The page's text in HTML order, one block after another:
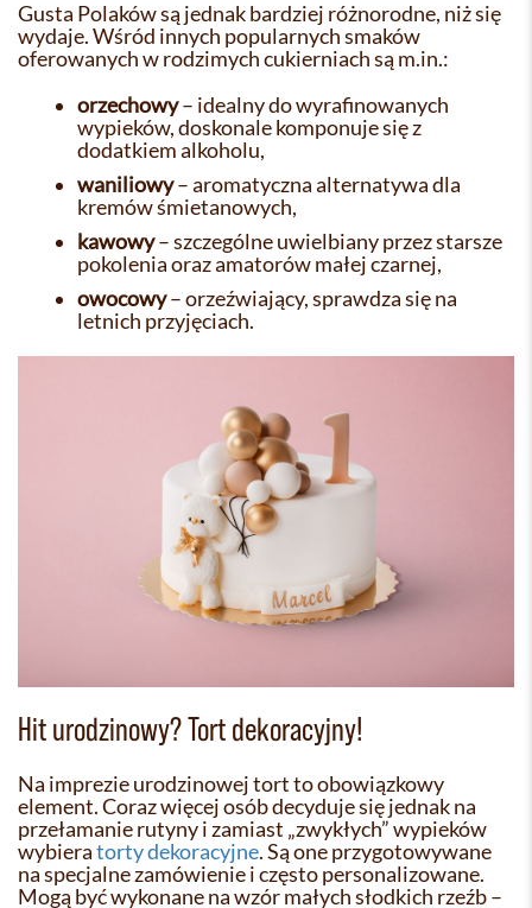
Gusta Polaków są jednak bardziej różnorodne, niż się
wydaje. Wśród innych popularnych smaków
oferowanych w rodzimych cukierniach są m.in.:
orzechowy– idealny do wyrafinowanych
wypieków, doskonale komponuje się z
dodatkiem alkoholu,
waniliowy– aromatyczna alternatywa dla
kremów śmietanowych,
kawowy– szczególne uwielbiany przez starsze
pokolenia oraz amatorów małej czarnej,
owocowy– orzeźwiający, sprawdza się na
letnich przyjęciach.
Hit urodzinowy? Tort dekoracyjny!
Na imprezie urodzinowej tort to obowiązkowy
element. Coraz więcej osób decyduje się jednak na
przełamanie rutyny i zamiast „zwykłych” wypieków
wybieratorty dekoracyjne. Są one przygotowywane
na specjalne zamówienie i często personalizowane.
Mogą być wykonane na wzór małych słodkich rzeźb –